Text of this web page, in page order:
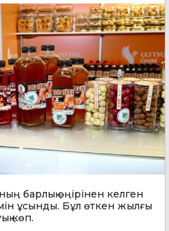
барлық өңірінен келген
ұсынды. Бұл өткен жылғы
көп.